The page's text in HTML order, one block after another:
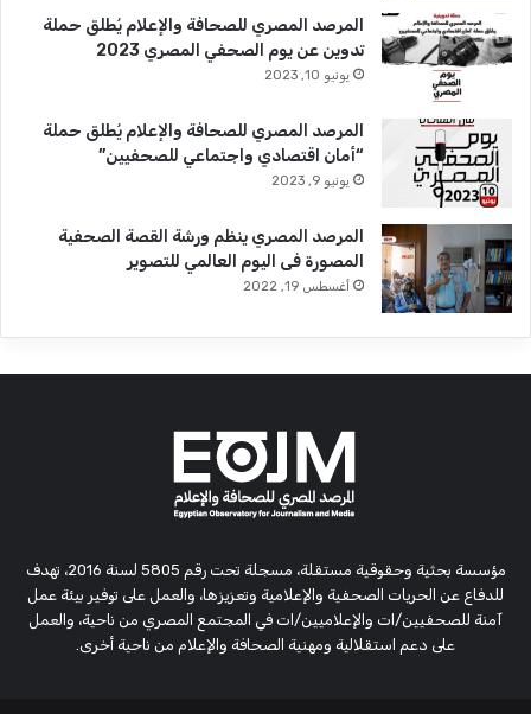
المرصد المصري للصحافة والإعلام يُطلق حملة
تدوين عن يوم الصحفي المصري 2023
يونيو 10, 2023
المرصد المصري للصحافة والإعلام يُطلق حملة
“أمان اقتصادي واجتماعي للصحفيين”
يونيو 9, 2023
المرصد المصري ينظم ورشة القصة الصحفية
المصورة فى اليوم العالمي للتصوير
أغسطس 19, 2022
مؤسسة بحثية وحقوقية مستقلة، مسجلة تحت رقم 5805 لسنة 2016، تهدف
للدفاع عن الحريات الصحفية والإعلامية وتعزيزها، والعمل على توفير بيئة عمل
آمنة للصحفيين/ات والإعلاميين/ات في المجتمع المصري من ناحية، والعمل
على دعم استقلالية ومهنية الصحافة والإعلام من ناحية أخرى.